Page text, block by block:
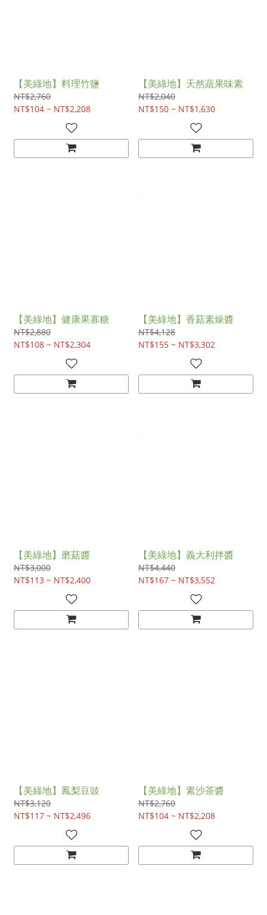
【美綠地】料理竹鹽
NT$2,760
NT$104 ~ NT$2,208
【美綠地】天然蔬果味素
NT$2,040
NT$150 ~ NT$1,630
【美綠地】健康果寡糖
NT$2,880
NT$108 ~ NT$2,304
【美綠地】香菇素燥醬
NT$4,128
NT$155 ~ NT$3,302
【美綠地】磨菇醬
NT$3,000
NT$113 ~ NT$2,400
【美綠地】義大利拌醬
NT$4,440
NT$167 ~ NT$3,552
【美綠地】鳳梨豆豉
NT$3,120
NT$117 ~ NT$2,496
【美綠地】素沙茶醬
NT$2,760
NT$104 ~ NT$2,208